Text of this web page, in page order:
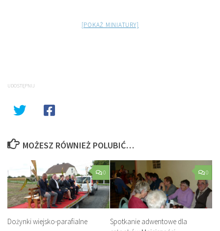
[POKAŻ MINIATURY]
UDOSTĘPNIJ
MOŻESZ RÓWNIEŻ POLUBIĆ…
0
Dożynki wiejsko-parafialne
0
Spotkanie adwentowe dla